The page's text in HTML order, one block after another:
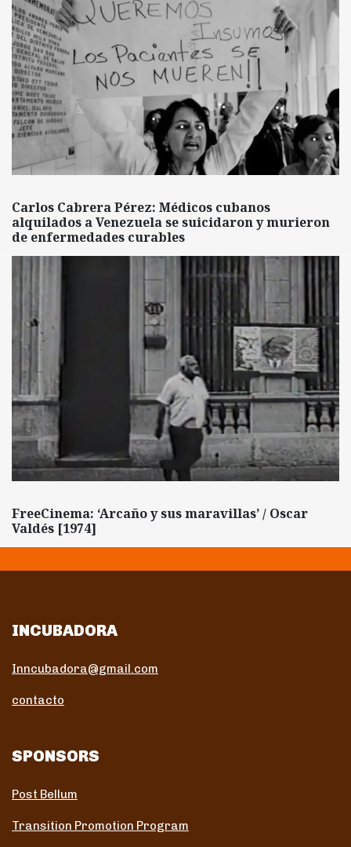
Carlos Cabrera Pérez: Médicos cubanos
alquilados a Venezuela se suicidaron y murieron
de enfermedades curables
FreeCinema: ‘Arcaño y sus maravillas’ / Oscar
Valdés [1974]
INCUBADORA
Inncubadora@gmail.com
contacto
SPONSORS
Post Bellum
Transition Promotion Program